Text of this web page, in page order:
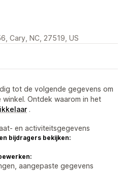
Cary, NC, 27519, US
tot de volgende gegevens om
Ontdek waarom in het
.
en activiteitsgegevens
bijdragers bekijken:
aangepaste gegevens